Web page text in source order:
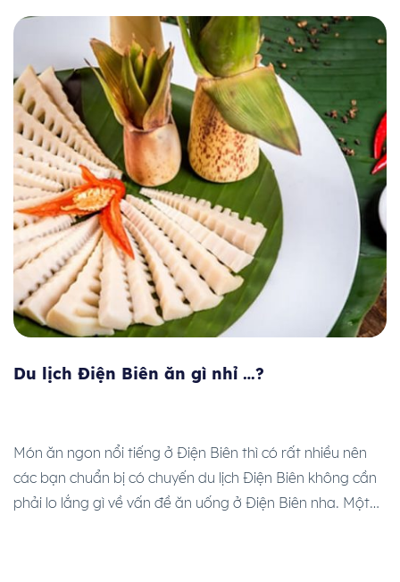
Du lịch Điện Biên ăn gì nhỉ …?
Món ăn ngon nổi tiếng ở Điện Biên thì có rất nhiều nên
các bạn chuẩn bị có chuyến du lịch Điện Biên không cần
phải lo lắng gì về vấn đề ăn uống ở Điện Biên nha. Một